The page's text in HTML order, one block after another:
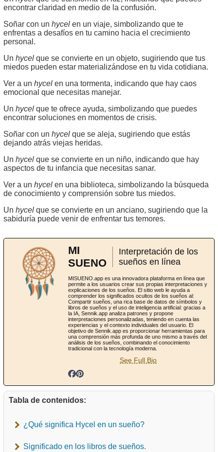
encontrar claridad en medio de la confusión.
Soñar con un hycel en un viaje, simbolizando que te
enfrentas a desafíos en tu camino hacia el crecimiento
personal.
Un hycel que se convierte en un objeto, sugiriendo que tus
miedos pueden estar materializándose en tu vida cotidiana.
Ver a un hycel en una tormenta, indicando que hay caos
emocional que necesitas manejar.
Un hycel que te ofrece ayuda, simbolizando que puedes
encontrar soluciones en momentos de crisis.
Soñar con un hycel que se aleja, sugiriendo que estás
dejando atrás viejas heridas.
Un hycel que se convierte en un niño, indicando que hay
aspectos de tu infancia que necesitas sanar.
Ver a un hycel en una biblioteca, simbolizando la búsqueda
de conocimiento y comprensión sobre tus miedos.
Un hycel que se convierte en un anciano, sugiriendo que la
sabiduría puede venir de enfrentar tus temores.
MI
SUENO
Interpretación de los
sueños en línea
MISUENO.app es una innovadora plataforma en línea que
permite a los usuarios crear sus propias interpretaciones y
explicaciones de los sueños. El sitio web le ayuda a
comprender los significados ocultos de los sueños al:
Compartir sueños, una rica base de datos de símbolos y
libros de sueños y el uso de inteligencia artificial: gracias a
la IA, Sennik.app analiza patrones y propone
interpretaciones personalizadas, teniendo en cuenta las
experiencias y el contexto individuales del usuario. El
objetivo de Sennik.app es proporcionar herramientas para
una comprensión más profunda de uno mismo a través del
análisis de los sueños, combinando el conocimiento
tradicional con la tecnología moderna.
See Full Bio
Tabla de contenidos:
¿Qué significa Hycel en un sueño?
Significado en los libros de sueños.